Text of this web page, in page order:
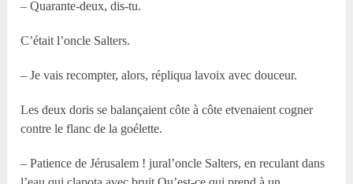
– Quarante-deux, dis-tu.
C’était l’oncle Salters.
– Je vais recompter, alors, répliqua lavoix avec douceur.
Les deux doris se balançaient côte à côte etvenaient cogner
contre le flanc de la goélette.
– Patience de Jérusalem ! jural’oncle Salters, en reculant dans